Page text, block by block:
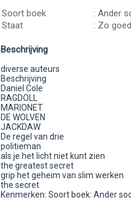
Soort boek
: Ander
Staat
: Zo
Beschrijving
diverse auteurs
Beschrijving
Daniel Cole
RAGDOLL
MARIONET
DE WOLVEN
JACKDAW
De regel van drie
politieman
als je het licht niet kunt zien
the greatest secret
grip het geheim van slim werken
the secret
Kenmerken: Soort boek: Ander